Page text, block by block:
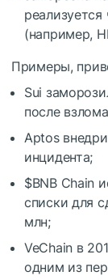
(например,
Примеры,
Sui
после
Aptos
инцидента;
$BNBChain
списки для
млн;
VeChain в
одним из